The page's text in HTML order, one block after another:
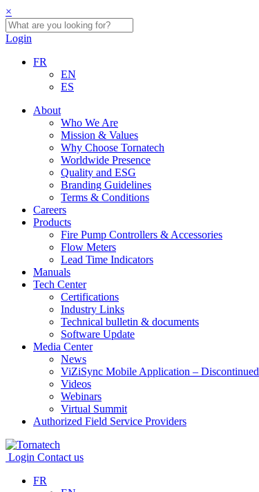
×
Login
FR
EN
ES
About
Who We Are
Mission & Values
Why Choose Tornatech
Worldwide Presence
Quality and ESG
Branding Guidelines
Terms & Conditions
Careers
Products
Fire Pump Controllers & Accessories
Flow Meters
Lead Time Indicators
Manuals
Tech Center
Certifications
Industry Links
Technical bulletin & documents
Software Update
Media Center
News
ViZiSync Mobile Application – Discontinued
Videos
Webinars
Virtual Summit
Authorized Field Service Providers
Skip
to
Login Contact us
FR